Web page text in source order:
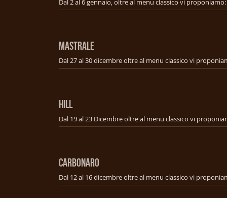
MASTRALE
HILL
CARBONARO